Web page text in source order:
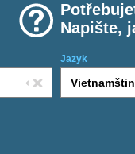
Napište,
Jazyk